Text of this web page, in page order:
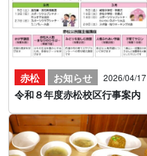
赤松 お知らせ 2026/04/17
令和８年度赤松校区行事案内